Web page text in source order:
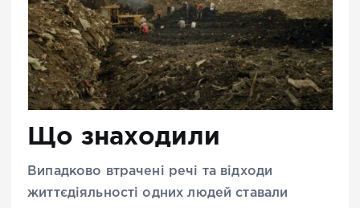
Що знаходили
Випадково втрачені речі та відходи
життєдіяльності одних людей ставали